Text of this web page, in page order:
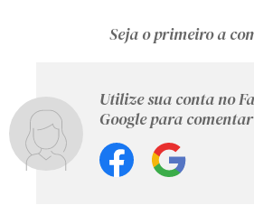
Seja o primeiro a
Utilize sua conta no
Google para comentar